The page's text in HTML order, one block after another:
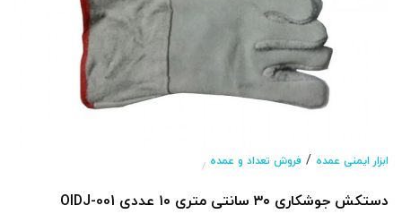
ابزار ایمنی عمده / فروش تعداد و عمده /
دستکش جوشکاری ۳۰ سانتی متری ۱۰ عددی OIDJ-001